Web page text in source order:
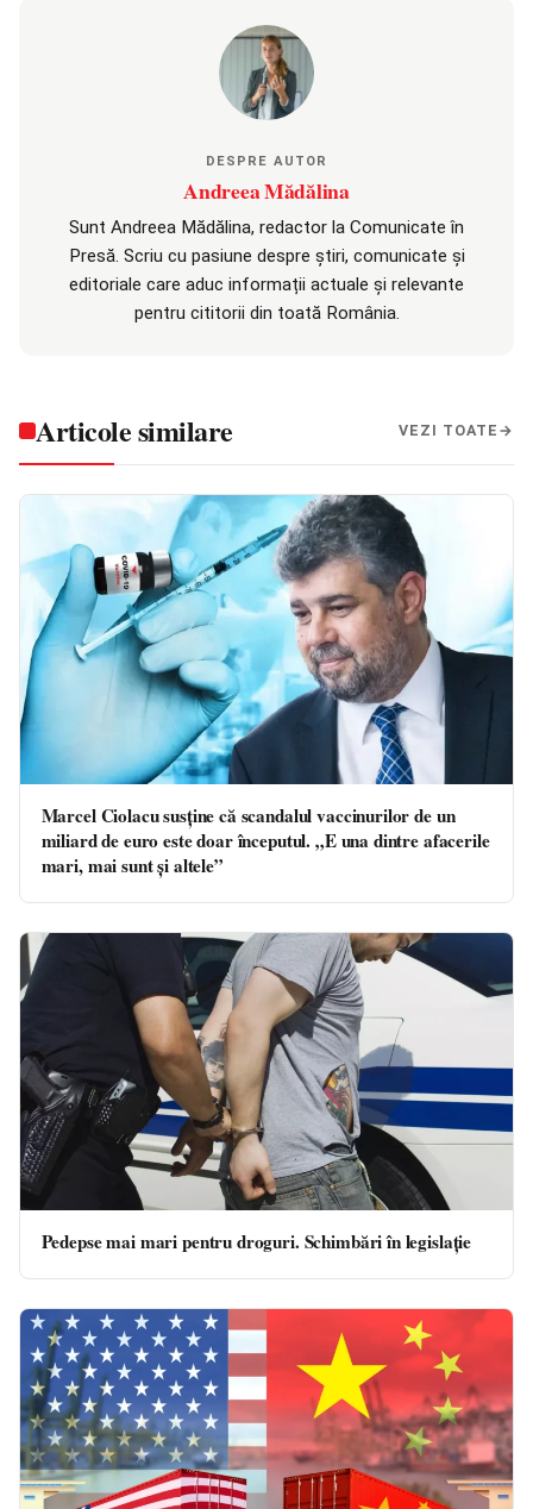
DESPRE AUTOR
Andreea Mădălina
Sunt Andreea Mădălina, redactor la Comunicate în
Presă. Scriu cu pasiune despre știri, comunicate și
editoriale care aduc informații actuale și relevante
pentru cititorii din toată România.
Articole similare VEZI TOATE
Marcel Ciolacu susţine că scandalul vaccinurilor de un
miliard de euro este doar începutul. „E una dintre afacerile
mari, mai sunt şi altele”
Pedepse mai mari pentru droguri. Schimbări în legislație